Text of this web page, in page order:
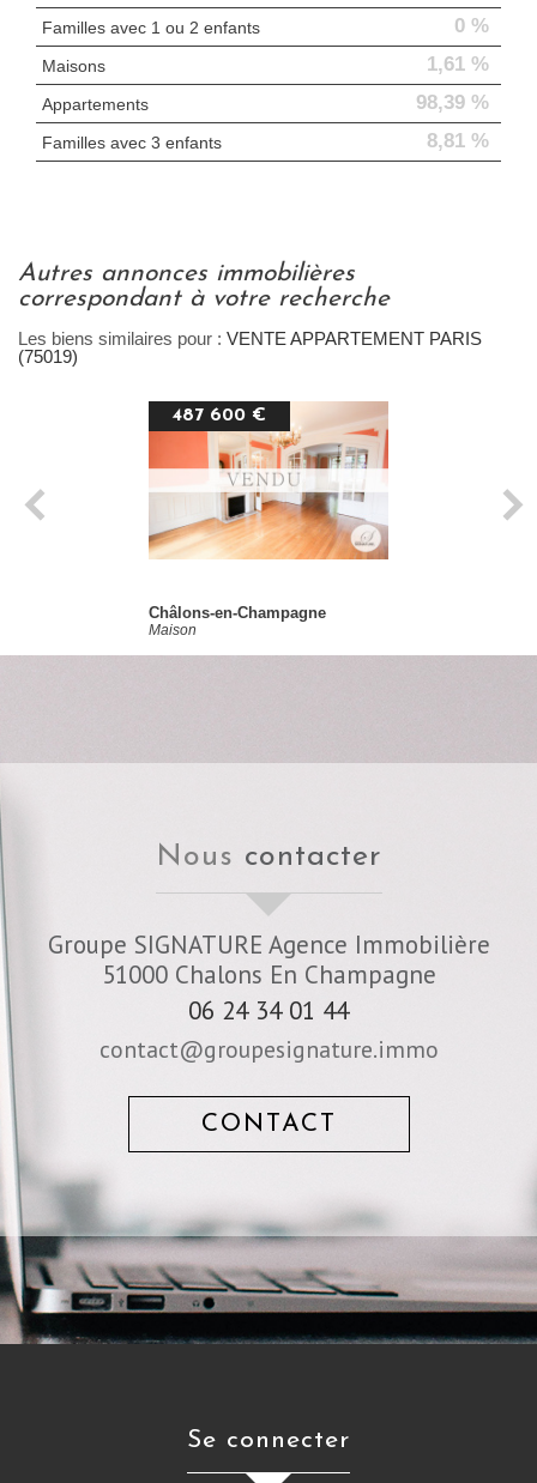
Familles avec 1 ou 2 enfants 0 %
Maisons 1,61 %
Appartements 98,39 %
Familles avec 3 enfants 8,81 %
autres annonces immobilières
correspondant à votre recherche
Les biens similaires pour : VENTE APPARTEMENT PARIS
(75019)
487 600 €
Châlons-en-Champagne
Maison
nous contacter
Groupe SIGNATURE Agence Immobilière
51000 Chalons En Champagne
06 24 34 01 44
contact@groupesignature.immo
CONTACT
se connecter